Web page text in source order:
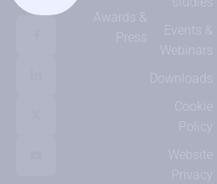
Events &
Webinars
Downloads
Cookie
Policy
Website
Privacy
Awards &
Press